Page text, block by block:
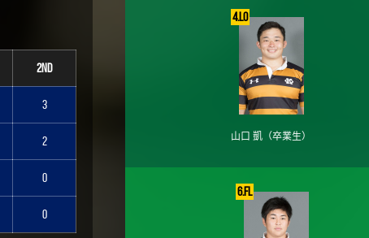
2nd
3
2
0
0
4.LO
山口 凱 （卒業生）
6.FL